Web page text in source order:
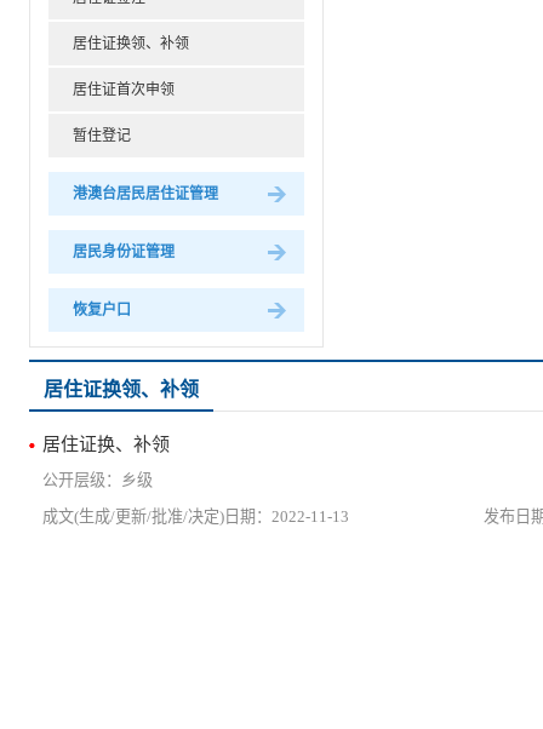
居住证换领、补领
居住证首次申领
暂住登记
港澳台居民居住证管理
居民身份证管理
恢复户口
居住证换领、补领
居住证换、补领
乡级
2022-11-13